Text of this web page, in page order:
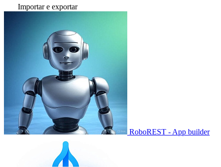
Importar e exportar
RoboREST - App builder